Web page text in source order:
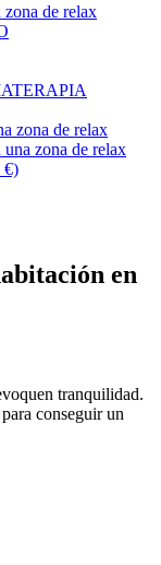
de relax
zona de relax
zona de relax
€)
en
tranquilidad.
conseguir un